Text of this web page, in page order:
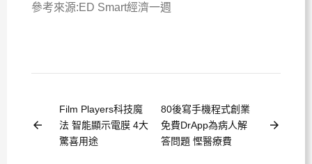
參考來源:ED Smart經濟一週
arrow_back
Film Players科技魔
法 智能顯示電膜 4大
驚喜用途
80後寫手機程式創業
免費DrApp為病人解
答問題 慳醫療費
arrow_forward